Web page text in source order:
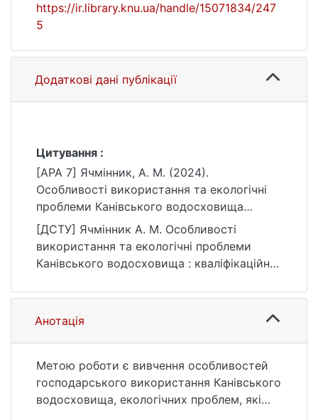
https://ir.library.knu.ua/handle/15071834/247
5
Додаткові дані публікації
Цитування :
[APA 7] Ячмінник, А. М. (2024).
Особливості використання та екологічні
проблеми Канівського водосховища
[Бакалаврська робота, Київський
національний університет імені Тараса
Шевченка]. eKNUTSHIR.
5
[ДСТУ] Ячмінник А. М. Особливості
використання та екологічні проблеми
Канівського водосховища : кваліфікаційна
наук. кер. І. О. Діброва. Київ, 2024. 56 с.
URL:
https://ir.library.knu.ua/handle/15071834/247
Анотація
Метою роботи є вивчення особливостей
господарського використання Канівського
водосховища, екологічних проблем, які